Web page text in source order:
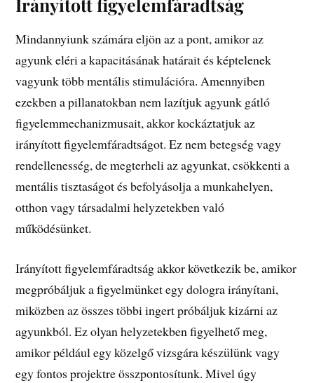
Irányított figyelemfáradtság
Mindannyiunk számára eljön az a pont, amikor az
agyunk eléri a kapacitásának határait és képtelenek
vagyunk több mentális stimulációra. Amennyiben
ezekben a pillanatokban nem lazítjuk agyunk gátló
figyelemmechanizmusait, akkor kockáztatjuk az
irányított figyelemfáradtságot. Ez nem betegség vagy
rendellenesség, de megterheli az agyunkat, csökkenti a
mentális tisztaságot és befolyásolja a munkahelyen,
otthon vagy társadalmi helyzetekben való
működésünket.
Irányított figyelemfáradtság akkor következik be, amikor
megpróbáljuk a figyelmünket egy dologra irányítani,
miközben az összes többi ingert próbáljuk kizárni az
agyunkból. Ez olyan helyzetekben figyelhető meg,
amikor például egy közelgő vizsgára készülünk vagy
egy fontos projektre összpontosítunk. Mivel úgy